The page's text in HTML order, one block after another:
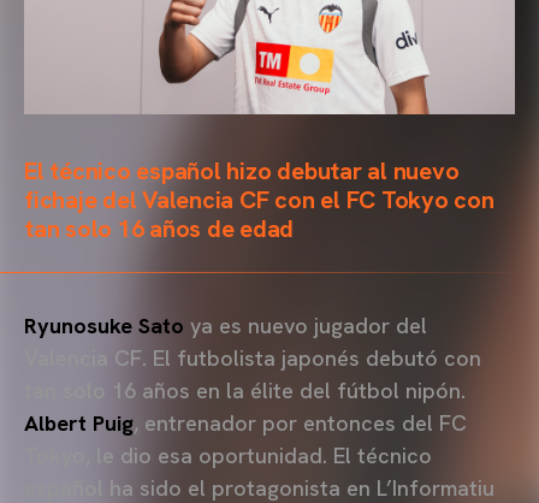
El técnico español hizo debutar al nuevo
fichaje del Valencia CF con el FC Tokyo con
tan solo 16 años de edad
Ryunosuke Sato ya es nuevo jugador del
Valencia CF. El futbolista japonés debutó con
tan solo 16 años en la élite del fútbol nipón.
Albert Puig, entrenador por entonces del FC
Tokyo, le dio esa oportunidad. El técnico
español ha sido el protagonista en L’Informatiu